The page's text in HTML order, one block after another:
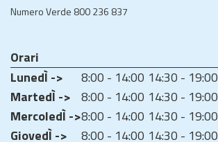
Numero Verde 800 236 837
Orari
LunedÌ ->
8:00 - 14:00 14:30 - 19:00
MartedÌ -> 8:00 - 14:00 14:30 - 19:00
MercoledÌ ->8:00 - 14:00 14:30 - 19:00
GiovedÌ ->
8:00 - 14:00 14:30 - 19:00